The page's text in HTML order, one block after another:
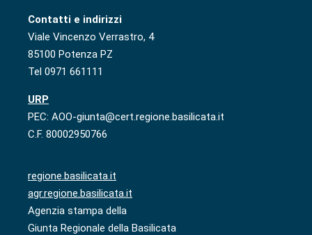
Contatti e indirizzi
Viale Vincenzo Verrastro, 4
85100 Potenza PZ
Tel 0971 661111
URP
PEC: AOO-giunta@cert.regione.basilicata.it
C.F. 80002950766
regione.basilicata.it
agr.regione.basilicata.it
Agenzia stampa della
Giunta Regionale della Basilicata